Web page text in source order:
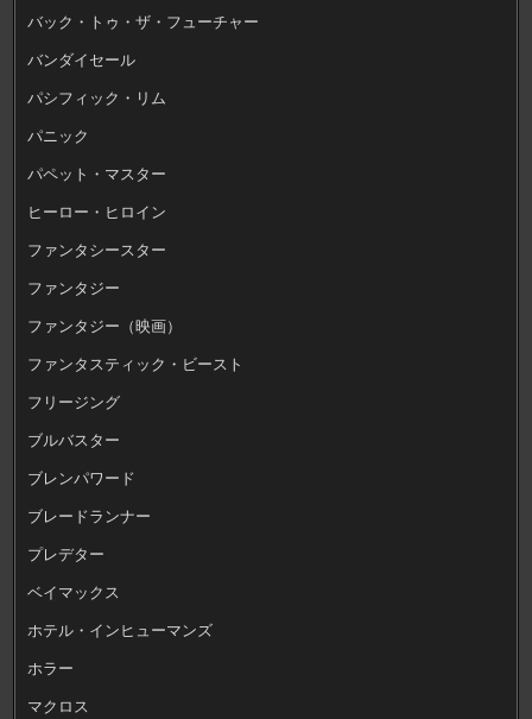
バック・トゥ・ザ・フューチャー
バンダイセール
パシフィック・リム
パニック
パペット・マスター
ヒーロー・ヒロイン
ファンタシースター
ファンタジー
ファンタジー（映画）
ファンタスティック・ビースト
フリージング
ブルバスター
ブレンパワード
ブレードランナー
プレデター
ベイマックス
ホテル・インヒューマンズ
ホラー
マクロス